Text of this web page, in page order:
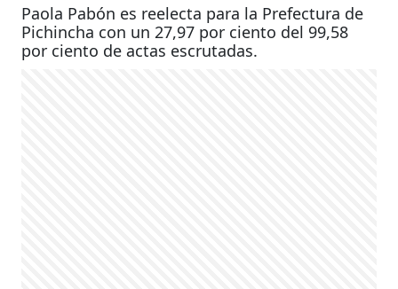
Paola Pabón es reelecta para la Prefectura de
Pichincha con un 27,97 por ciento del 99,58
por ciento de actas escrutadas.